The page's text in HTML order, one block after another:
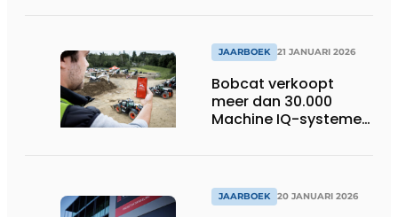
JAARBOEK 21 JANUARI 2026
Bobcat verkoopt
meer dan 30.000
Machine IQ-systemen
JAARBOEK 20 JANUARI 2026